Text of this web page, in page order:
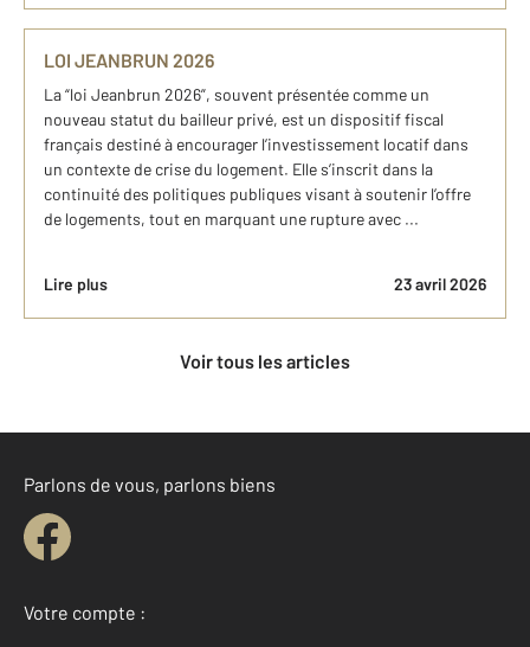
LOI JEANBRUN 2026
La “loi Jeanbrun 2026”, souvent présentée comme un
nouveau statut du bailleur privé, est un dispositif fiscal
français destiné à encourager l’investissement locatif dans
un contexte de crise du logement. Elle s’inscrit dans la
continuité des politiques publiques visant à soutenir l’offre
de logements, tout en marquant une rupture avec ...
Lire plus 23 avril 2026
Voir tous les articles
Parlons de vous, parlons biens
Votre compte :